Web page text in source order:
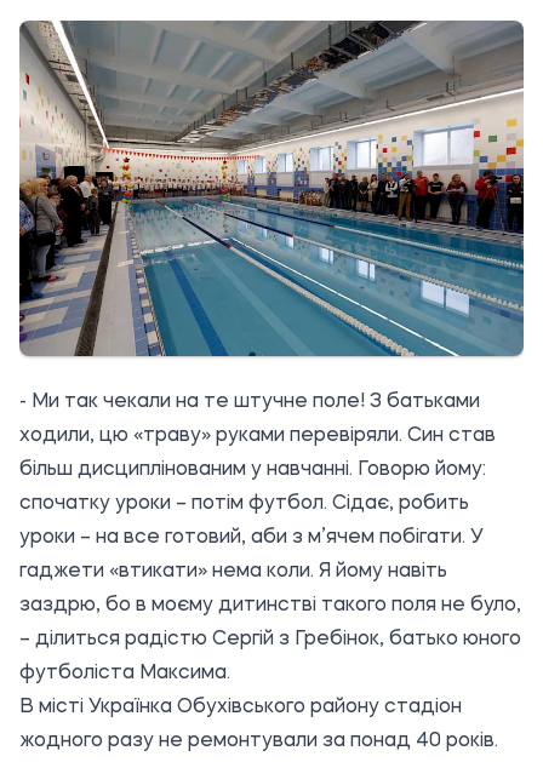
- Ми так чекали на те штучне поле! З батьками
ходили, цю «траву» руками перевіряли. Син став
більш дисциплінованим у навчанні. Говорю йому:
спочатку уроки – потім футбол. Сідає, робить
уроки – на все готовий, аби з м’ячем побігати. У
гаджети «втикати» нема коли. Я йому навіть
заздрю, бо в моєму дитинстві такого поля не було,
– ділиться радістю Сергій з Гребінок, батько юного
футболіста Максима.
В місті Українка Обухівського району стадіон
жодного разу не ремонтували за понад 40 років.